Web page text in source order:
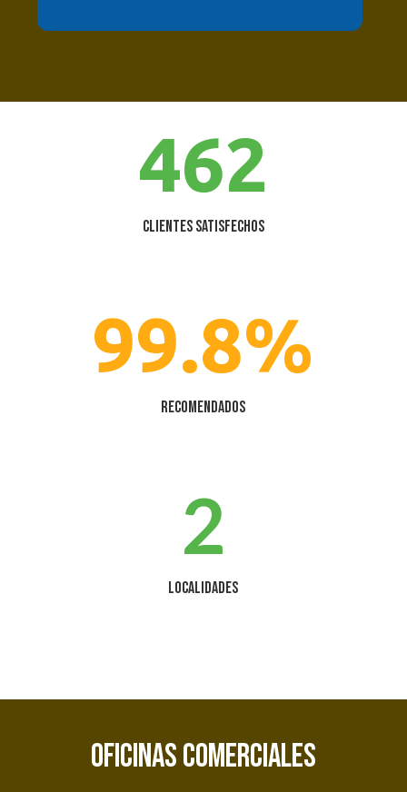
462
Clientes satisfechos
99.8%
Recomendados
2
Localidades
OFICINAS COMERCIALES